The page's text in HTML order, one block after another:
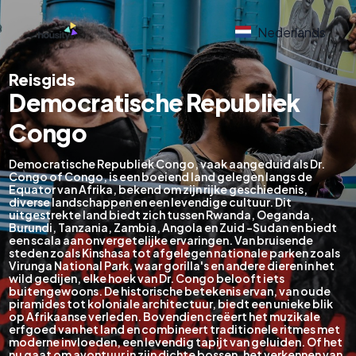
Nederlands
Reisgids
Democratische Republiek
Congo
Democratische Republiek Congo, vaak aangeduid als Dr.
Congo of Congo, is een boeiend land gelegen langs de
Equator van Afrika, bekend om zijn rijke geschiedenis,
diverse landschappen en een levendige cultuur. Dit
uitgestrekte land biedt zich tussen Rwanda, Oeganda,
Burundi, Tanzania, Zambia, Angola en Zuid -Sudan en biedt
een scala aan onvergetelijke ervaringen. Van bruisende
steden zoals Kinshasa tot afgelegen nationale parken zoals
Virunga National Park, waar gorilla's en andere dieren in het
wild gedijen, elke hoek van Dr. Congo belooft iets
buitengewoons. De historische betekenis ervan, van oude
piramides tot koloniale architectuur, biedt een unieke blik
op Afrikaanse verleden. Bovendien creëert het muzikale
erfgoed van het land en combineert traditionele ritmes met
moderne invloeden, een levendig tapijt van geluiden. Of het